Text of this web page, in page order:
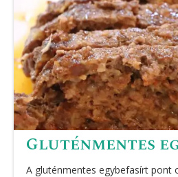
Gluténmentes
A gluténmentes egybefasírt pont